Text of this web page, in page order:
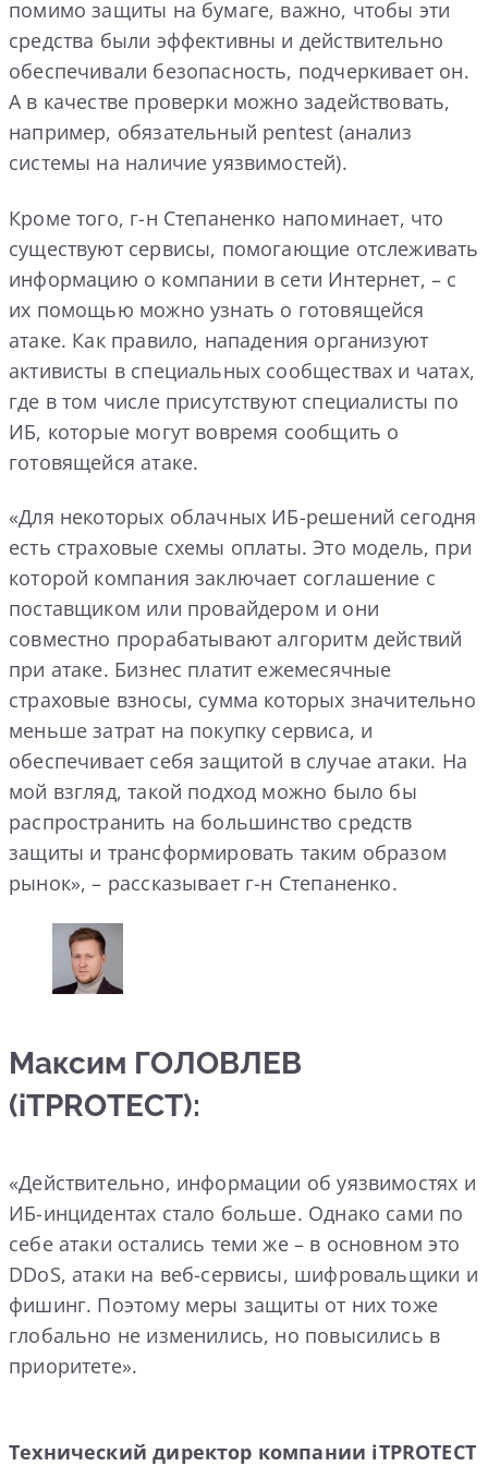
помимо защиты на бумаге, важно, чтобы эти
средства были эффективны и действительно
обеспечивали безопасность, подчеркивает он.
А в качестве проверки можно задействовать,
например, обязательный pentest (анализ
системы на наличие уязвимостей).
Кроме того, г-н Степаненко напоминает, что
существуют сервисы, помогающие отслеживать
информацию о компании в сети Интернет, – с
их помощью можно узнать о готовящейся
атаке. Как правило, нападения организуют
активисты в специальных сообществах и чатах,
где в том числе присутствуют специалисты по
ИБ, которые могут вовремя сообщить о
готовящейся атаке.
«Для некоторых облачных ИБ-решений сегодня
есть страховые схемы оплаты. Это модель, при
которой компания заключает соглашение с
поставщиком или провайдером и они
совместно прорабатывают алгоритм действий
при атаке. Бизнес платит ежемесячные
страховые взносы, сумма которых значительно
меньше затрат на покупку сервиса, и
обеспечивает себя защитой в случае атаки. На
мой взгляд, такой подход можно было бы
распространить на большинство средств
защиты и трансформировать таким образом
рынок», – рассказывает г-н Степаненко.
Максим ГОЛОВЛЕВ
(iTPROTECT):
«Действительно, информации об уязвимостях и
ИБ-инцидентах стало больше. Однако сами по
себе атаки остались теми же – в основном это
DDoS, атаки на веб-сервисы, шифровальщики и
фишинг. Поэтому меры защиты от них тоже
глобально не изменились, но повысились в
приоритете».
Технический директор компании iTPROTECT